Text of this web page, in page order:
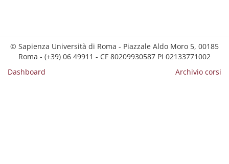
© Sapienza Università di Roma - Piazzale Aldo Moro 5, 00185
Roma - (+39) 06 49911 - CF 80209930587 PI 02133771002
Dashboard
Archivio corsi